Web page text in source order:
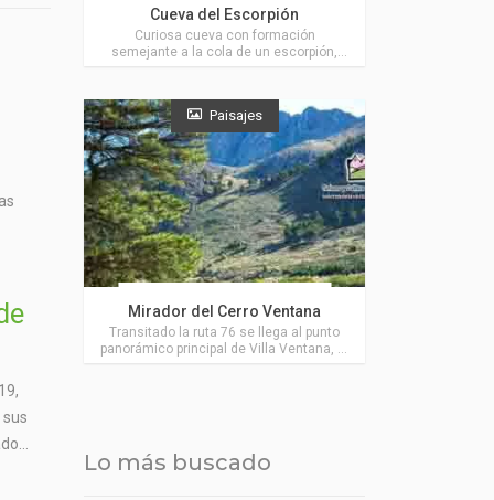
Cueva del Escorpión
Curiosa cueva con formación
semejante a la cola de un escorpión,
cerca de Villa Ventana.
Paisajes
Mirador del Cerro Ventana
Transitado la ruta 76 se llega al punto
panorámico principal de Villa Ventana, la
Lo más buscado